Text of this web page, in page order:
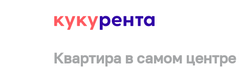
Квартира в самом центре